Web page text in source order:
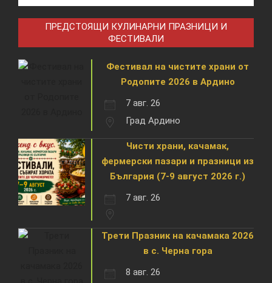
ПРЕДСТОЯЩИ КУЛИНАРНИ ПРАЗНИЦИ И
ФЕСТИВАЛИ
Фестивал на чистите храни от
Родопите 2026 в Ардино
7 авг. 26
Град Ардино
Чисти храни, качамак,
фермерски пазари и празници из
България (7-9 август 2026 г.)
7 авг. 26
Трети Празник на качамака 2026
в с. Черна гора
8 авг. 26